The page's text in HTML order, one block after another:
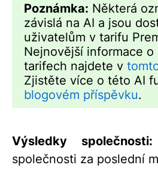
Poznámka: Některá
závislá na AI a jsou
uživatelům v tarifu
Nejnovější informace o
tarifech najdete v
Zjistěte více o této AI
blogovém příspěvku.
Výsledky společnosti:
společnosti za poslední